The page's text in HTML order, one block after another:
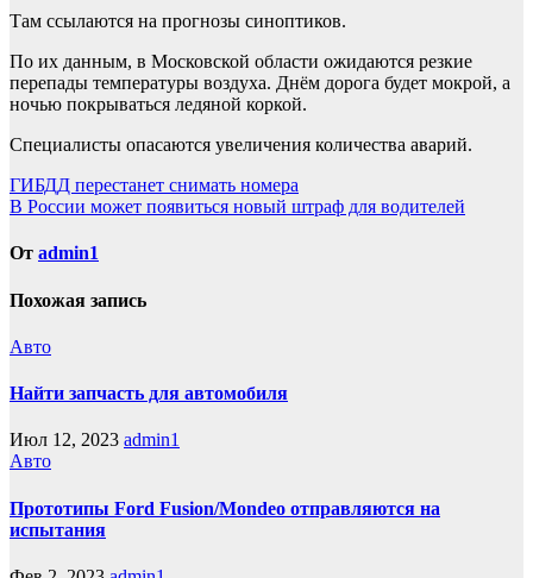
Там ссылаются на прогнозы синоптиков.
По их данным, в Московской области ожидаются резкие
перепады температуры воздуха. Днём дорога будет мокрой, а
ночью покрываться ледяной коркой.
Специалисты опасаются увеличения количества аварий.
Навигация
по
записям
ГИБДД перестанет снимать номера
В России может появиться новый штраф для водителей
От admin1
Похожая запись
Авто
Найти запчасть для автомобиля
Июл 12, 2023 admin1
Авто
Прототипы Ford Fusion/Mondeo отправляются на
испытания